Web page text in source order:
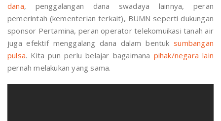
dana, penggalangan dana swadaya lainnya, peran
pemerintah (kementerian terkait), BUMN seperti dukungan
sponsor Pertamina, peran operator telekomuikasi tanah air
juga efektif menggalang dana dalam bentuksumbangan
pulsa. Kita pun perlu belajar bagaimana pihak/negara lain
pernah melakukan yang sama.